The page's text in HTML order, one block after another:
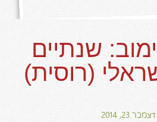
שנתיים
(רוסית)
דצמבר 23, 2014